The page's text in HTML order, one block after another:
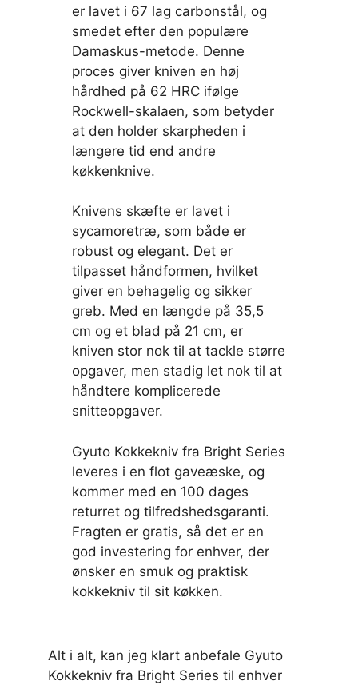
er lavet i 67 lag carbonstål, og
smedet efter den populære
Damaskus-metode. Denne
proces giver kniven en høj
hårdhed på 62 HRC ifølge
Rockwell-skalaen, som betyder
at den holder skarpheden i
længere tid end andre
køkkenknive.
Knivens skæfte er lavet i
sycamoretræ, som både er
robust og elegant. Det er
tilpasset håndformen, hvilket
giver en behagelig og sikker
greb. Med en længde på 35,5
cm og et blad på 21 cm, er
kniven stor nok til at tackle større
opgaver, men stadig let nok til at
håndtere komplicerede
snitteopgaver.
Gyuto Kokkekniv fra Bright Series
leveres i en flot gaveæske, og
kommer med en 100 dages
returret og tilfredshedsgaranti.
Fragten er gratis, så det er en
god investering for enhver, der
ønsker en smuk og praktisk
kokkekniv til sit køkken.
Alt i alt, kan jeg klart anbefale Gyuto
Kokkekniv fra Bright Series til enhver